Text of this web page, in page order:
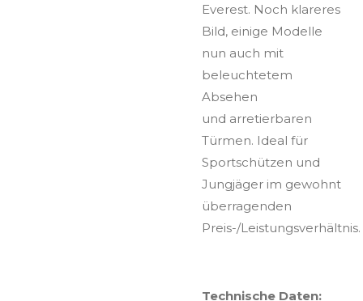
Everest. Noch klareres
Bild, einige Modelle
nun auch mit
beleuchtetem
Absehen
und arretierbaren
Türmen. Ideal für
Sportschützen und
Jungjäger im gewohnt
überragenden
Preis-/Leistungsverhältnis.
Technische Daten: